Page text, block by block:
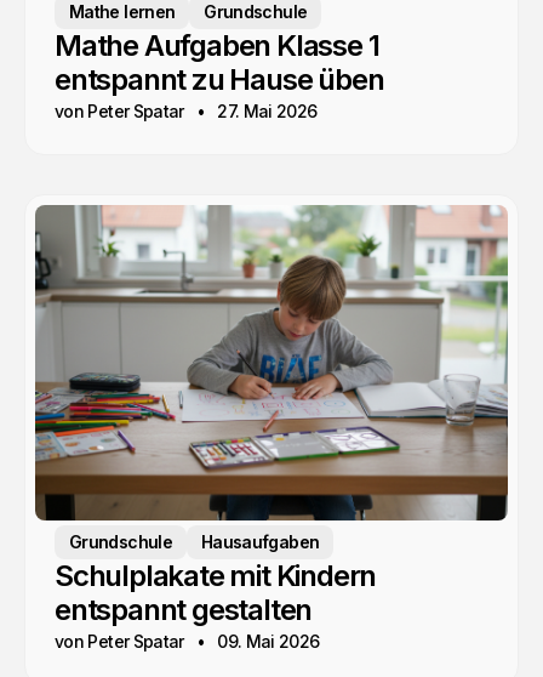
Mathe lernen Grundschule
Mathe Aufgaben Klasse 1
entspannt zu Hause üben
von Peter Spatar 27. Mai 2026
Grundschule Hausaufgaben
Schulplakate mit Kindern
entspannt gestalten
von Peter Spatar 09. Mai 2026